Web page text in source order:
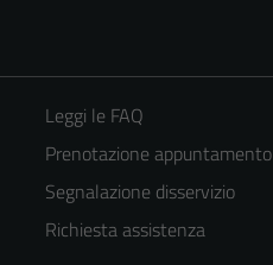
Leggi le FAQ
Prenotazione appuntamento
Segnalazione disservizio
Richiesta assistenza